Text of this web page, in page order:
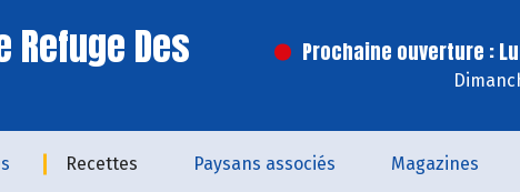
Refuge Des Prochaine ouverture :
Recettes Paysans associés Magazines